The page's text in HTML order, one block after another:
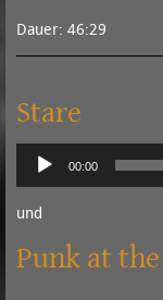
Dauer: 46:29
Stare
Audio-
Player
00:00
und
Punk at